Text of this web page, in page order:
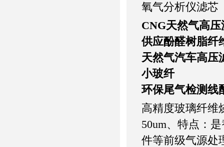
氧气分析仪滤芯
CNG天然气高压
供应酚醛树脂纤
天然气汽车高压
小玻纤
环保尾气检测线
高精度玻璃纤维
50um、特点：
件等前级气源处